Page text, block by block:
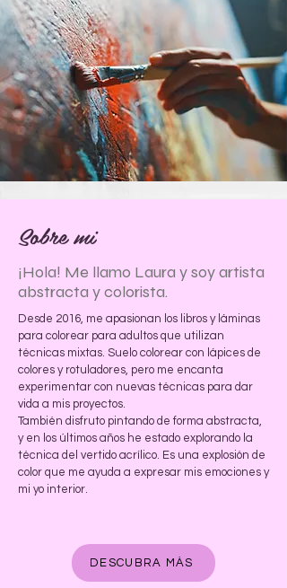
Sobre mi
¡Hola! Me llamo Laura y soy artista
abstracta y colorista.
Desde 2016, me apasionan los libros y láminas
para colorear para adultos que utilizan
técnicas mixtas. Suelo colorear con lápices de
colores y rotuladores, pero me encanta
experimentar con nuevas técnicas para dar
vida a mis proyectos.
También disfruto pintando de forma abstracta,
y en los últimos años he estado explorando la
técnica del vertido acrílico. Es una explosión de
color que me ayuda a expresar mis emociones y
mi yo interior.
DESCUBRA MÁS